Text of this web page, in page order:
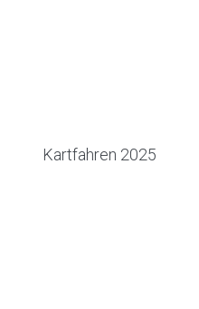
Kartfahren 2025